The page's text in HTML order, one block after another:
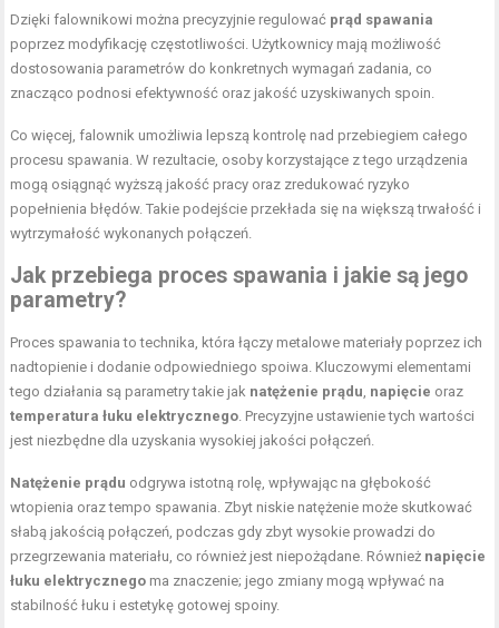
Dzięki falownikowi można precyzyjnie regulować prąd spawania
poprzez modyfikację częstotliwości. Użytkownicy mają możliwość
dostosowania parametrów do konkretnych wymagań zadania, co
znacząco podnosi efektywność oraz jakość uzyskiwanych spoin.
Co więcej, falownik umożliwia lepszą kontrolę nad przebiegiem całego
procesu spawania. W rezultacie, osoby korzystające z tego urządzenia
mogą osiągnąć wyższą jakość pracy oraz zredukować ryzyko
popełnienia błędów. Takie podejście przekłada się na większą trwałość i
wytrzymałość wykonanych połączeń.
Jak przebiega proces spawania i jakie są jego
parametry?
Proces spawania to technika, która łączy metalowe materiały poprzez ich
nadtopienie i dodanie odpowiedniego spoiwa. Kluczowymi elementami
tego działania są parametry takie jak natężenie prądu, napięcie oraz
temperatura łuku elektrycznego. Precyzyjne ustawienie tych wartości
jest niezbędne dla uzyskania wysokiej jakości połączeń.
Natężenie prądu odgrywa istotną rolę, wpływając na głębokość
wtopienia oraz tempo spawania. Zbyt niskie natężenie może skutkować
słabą jakością połączeń, podczas gdy zbyt wysokie prowadzi do
przegrzewania materiału, co również jest niepożądane. Również napięcie
łuku elektrycznego ma znaczenie; jego zmiany mogą wpływać na
stabilność łuku i estetykę gotowej spoiny.